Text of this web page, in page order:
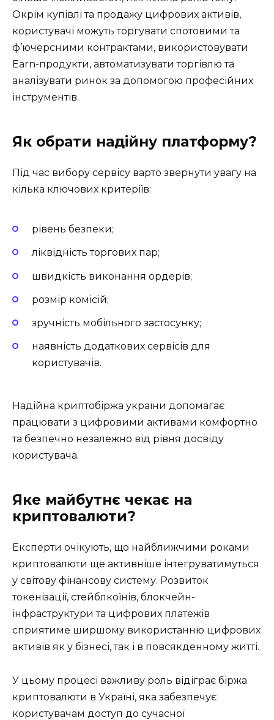
Окрім купівлі та продажу цифрових активів,
користувачі можуть торгувати спотовими та
ф’ючерсними контрактами, використовувати
Earn-продукти, автоматизувати торгівлю та
аналізувати ринок за допомогою професійних
інструментів.
Як обрати надійну платформу?
Під час вибору сервісу варто звернути увагу на
кілька ключових критеріїв:
рівень безпеки;
ліквідність торгових пар;
швидкість виконання ордерів;
розмір комісій;
зручність мобільного застосунку;
наявність додаткових сервісів для
користувачів.
Надійна криптобіржа україни допомагає
працювати з цифровими активами комфортно
та безпечно незалежно від рівня досвіду
користувача.
Яке майбутнє чекає на
криптовалюти?
Експерти очікують, що найближчими роками
криптовалюти ще активніше інтегруватимуться
у світову фінансову систему. Розвиток
токенізації, стейблкоїнів, блокчейн-
інфраструктури та цифрових платежів
сприятиме ширшому використанню цифрових
активів як у бізнесі, так і в повсякденному житті.
У цьому процесі важливу роль відіграє біржа
криптовалюти в Україні, яка забезпечує
користувачам доступ до сучасної